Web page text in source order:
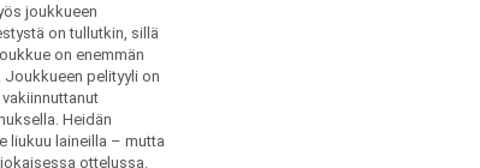
joukkueen
on tullutkin, sillä
on enemmän
Joukkueen pelityyli on
Heidän
liukuu laineilla – mutta
ottelussa.